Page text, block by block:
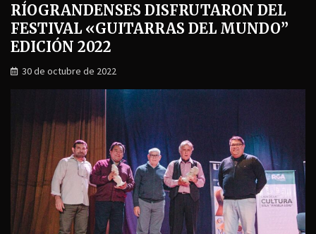
RÍOGRANDENSES DISFRUTARON DEL
FESTIVAL «GUITARRAS DEL MUNDO”
EDICIÓN 2022
30 de octubre de 2022